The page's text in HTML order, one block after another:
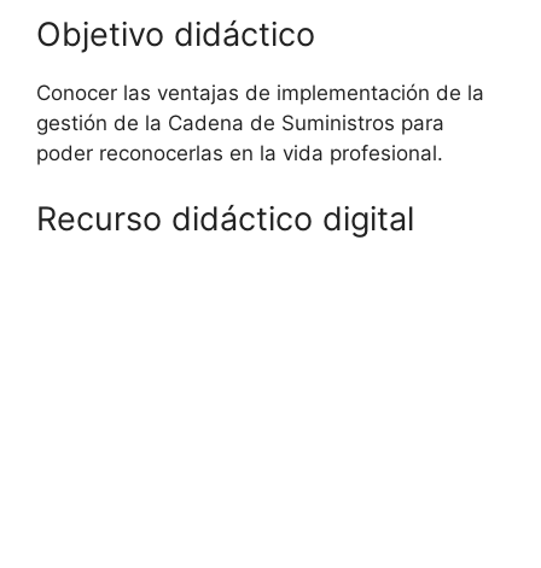
Objetivo didáctico
Conocer las ventajas de implementación de la
gestión de la Cadena de Suministros para
poder reconocerlas en la vida profesional.
Recurso didáctico digital